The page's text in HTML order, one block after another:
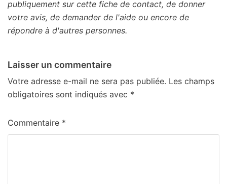
publiquement sur cette fiche de contact, de donner
votre avis, de demander de l'aide ou encore de
répondre à d'autres personnes.
Laisser un commentaire
Votre adresse e-mail ne sera pas publiée. Les champs
obligatoires sont indiqués avec *
Commentaire *